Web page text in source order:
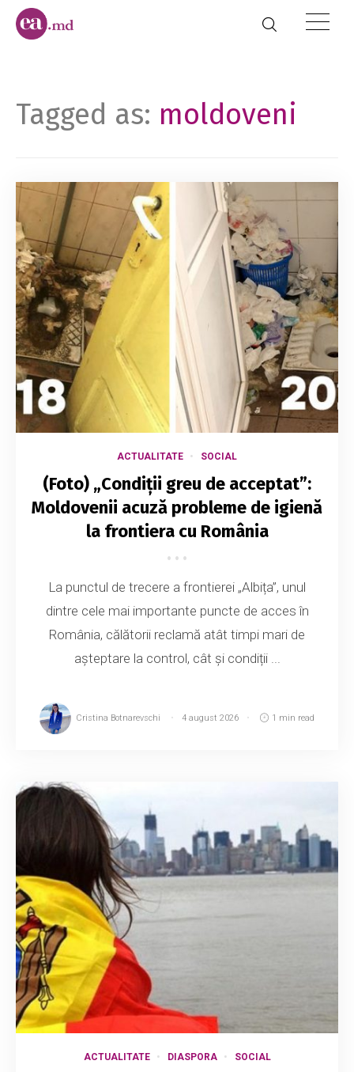
Tagged as: moldoveni
ACTUALITATE SOCIAL
(Foto) „Condiții greu de acceptat”:
Moldovenii acuză probleme de igienă
la frontiera cu România
La punctul de trecere a frontierei „Albița”, unul
dintre cele mai importante puncte de acces în
România, călătorii reclamă atât timpi mari de
așteptare la control, cât și condiții ...
Cristina Botnarevschi 4 august 2026 1 min read
ACTUALITATE DIASPORA SOCIAL